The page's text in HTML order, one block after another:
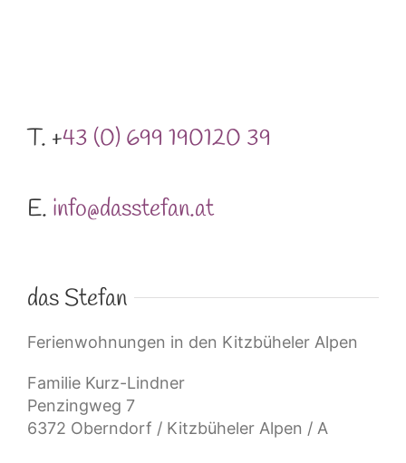
T. +43 (0) 699 190120 39
E. info@dasstefan.at
das Stefan
Ferienwohnungen in den Kitzbüheler Alpen
Familie Kurz-Lindner
Penzingweg 7
6372 Oberndorf / Kitzbüheler Alpen / A